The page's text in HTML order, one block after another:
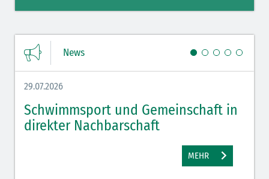
News
29.07.2026
Schwimmsport und Gemeinschaft in
direkter Nachbarschaft
MEHR